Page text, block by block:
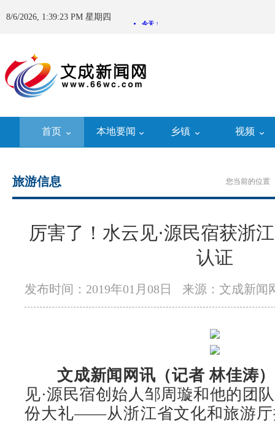
8/6/2026, 1:39:23 PM 星期四
首页 本地要闻 乡镇 视频
您当前的位置
旅游信息
厉害了！水云见·源民宿获浙
认证
发布时间：2019年01月08日 来源：文成新闻
文成新闻网讯（记者 林佳涛）
见·源民宿创始人邹周璇和他的团
份大礼——从浙江省文化和旅游厅